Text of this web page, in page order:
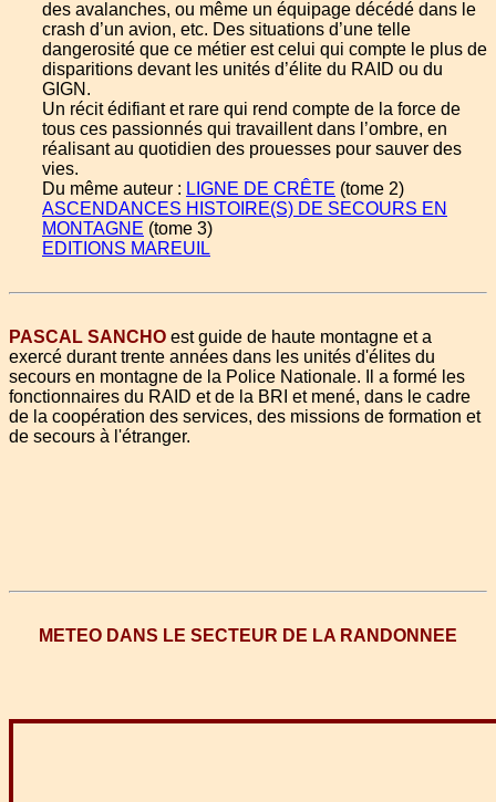
des avalanches, ou même un équipage décédé dans le
crash d’un avion, etc. Des situations d’une telle
dangerosité que ce métier est celui qui compte le plus de
disparitions devant les unités d’élite du RAID ou du
GIGN.
Un récit édifiant et rare qui rend compte de la force de
tous ces passionnés qui travaillent dans l’ombre, en
réalisant au quotidien des prouesses pour sauver des
vies.
Du même auteur : LIGNE DE CRÊTE (tome 2)
ASCENDANCES HISTOIRE(S) DE SECOURS EN
MONTAGNE (tome 3)
EDITIONS MAREUIL
PASCAL SANCHO est guide de haute montagne et a
exercé durant trente années dans les unités d'élites du
secours en montagne de la Police Nationale. Il a formé les
fonctionnaires du RAID et de la BRI et mené, dans le cadre
de la coopération des services, des missions de formation et
de secours à l'étranger.
METEO DANS LE SECTEUR DE LA RANDONNEE